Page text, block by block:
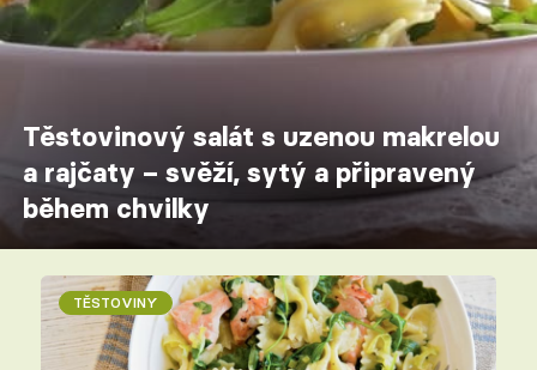
Těstovinový salát s uzenou makrelou
a rajčaty – svěží, sytý a připravený
během chvilky
TĚSTOVINY